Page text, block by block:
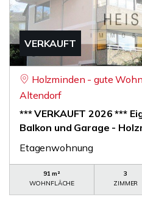
VERKAUFT
Holzminden - gute
Altendorf
*** VERKAUFT 2026 ***
Balkon und Garage -
Etagenwohnung
91 m²
WOHNFLÄCHE
3
ZIMMER